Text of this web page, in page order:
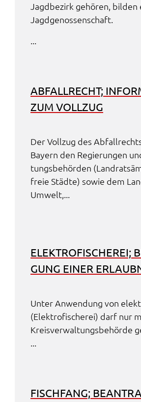
Jagd­be­zirk gehö­ren, bilden
Jagd­ge­nos­sen­schaft.
...
ABFALL­RECHT;
ZUM VOLL­ZUG
Der Voll­zug des
Bayern den Regie­run­gen
tungs­be­hör­den
freie Städ­te) sowie dem
Umwelt,...
ELEK­TRO­FI­SCHE­REI;
GUNG EINER
Unter Anwen­dung von
(Elek­tro­fi­sche­rei) darf nur
Kreis­ver­wal­tungs­be­hör­de
...
FISCH­FANG;